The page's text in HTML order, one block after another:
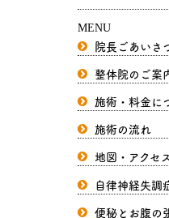
MENU
院長ごあいさ
整体院のご案
施術・料金に
施術の流れ
地図・アクセ
自律神経失調
便秘とお腹の